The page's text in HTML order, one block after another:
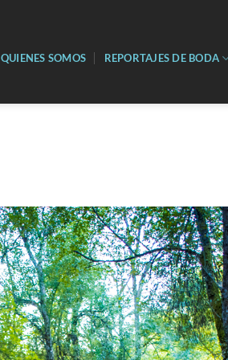
QUIENES SOMOS REPORTAJES DE BODA